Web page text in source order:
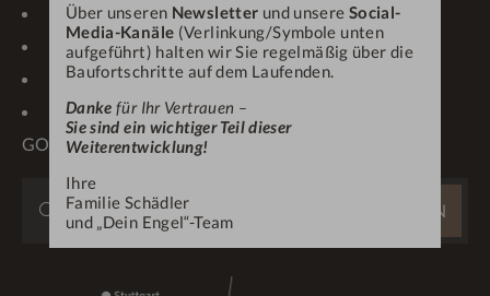
Über unseren Newsletter und unsere Social-
Media-Kanäle (Verlinkung/Symbole unten
aufgeführt) halten wir Sie regelmäßig über die
Baufortschritte auf dem Laufenden.
Dankefür Ihr Vertrauen –
Sie sind ein wichtiger Teil dieser
Weiterentwicklung!
Ihre
Familie Schädler
und „Dein Engel“-Team
IMPRESSIONEN
WETTER/WEBCAM
KARRIERE
PROSPEKTE
ONLINE-CHECK-IN
ANFRAGEN
OBERSTAUFEN PLUS-
GOLF
WEBSITE
DURCHSUCHEN
SUCHEN